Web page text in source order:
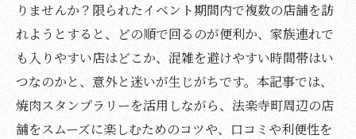
りませんか？限られたイベント期間内で複数の店舗を訪
れようとすると、どの順で回るのが便利か、家族連れで
も入りやすい店はどこか、混雑を避けやすい時間帯はい
つなのかと、意外と迷いが生じがちです。本記事では、
焼肉スタンプラリーを活用しながら、法楽寺町周辺の店
舗をスムーズに楽しむためのコツや、口コミや利便性を